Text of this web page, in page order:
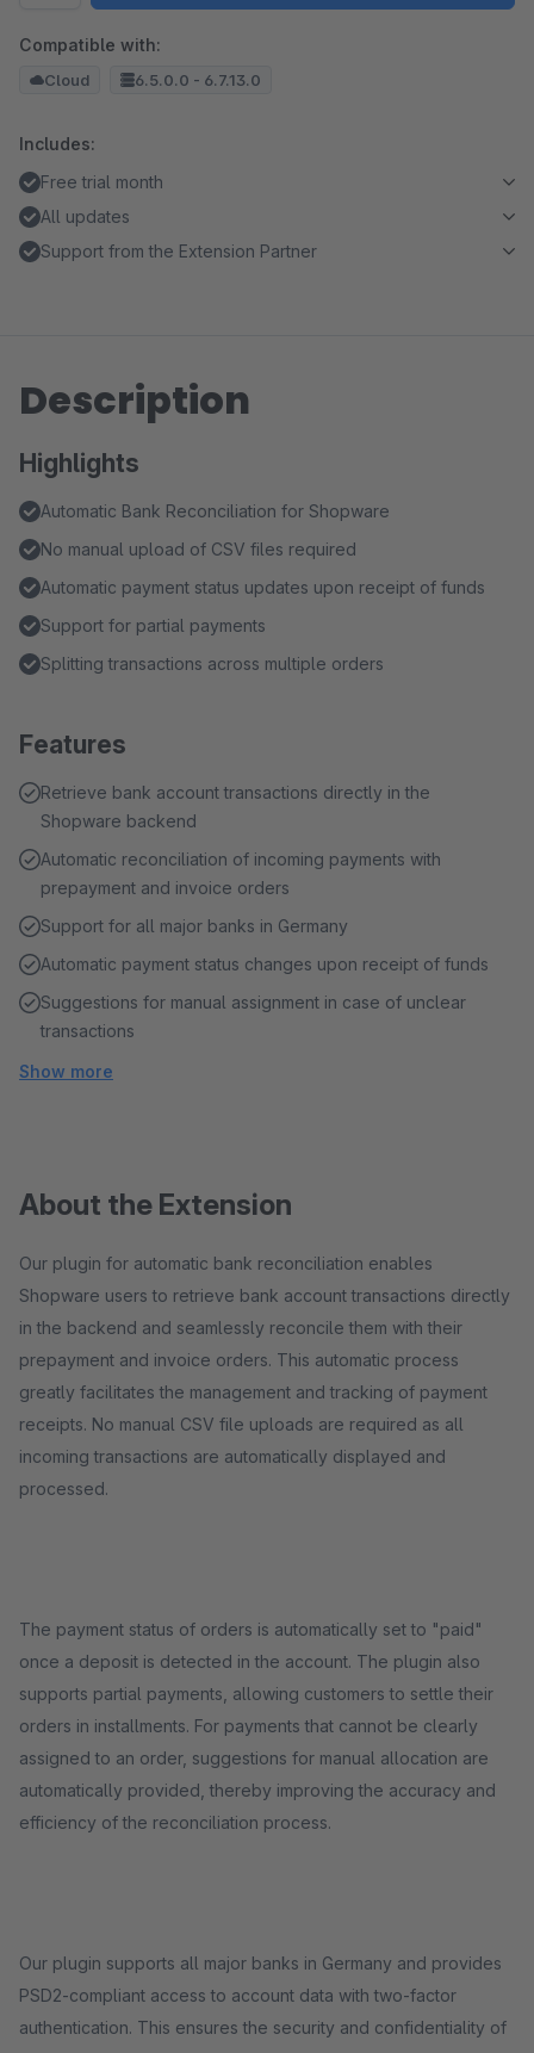
Compatible with:
Cloud 6.5.0.0 - 6.7.13.0
Includes:
Free trial month
All updates
Support from the Extension Partner
Description
Highlights
Automatic Bank Reconciliation for Shopware
No manual upload of CSV files required
Automatic payment status updates upon receipt of funds
Support for partial payments
Splitting transactions across multiple orders
Features
Retrieve bank account transactions directly in the
Shopware backend
Automatic reconciliation of incoming payments with
prepayment and invoice orders
Support for all major banks in Germany
Automatic payment status changes upon receipt of funds
Suggestions for manual assignment in case of unclear
transactions
Show more
About the Extension
Our plugin for automatic bank reconciliation enables
Shopware users to retrieve bank account transactions directly
in the backend and seamlessly reconcile them with their
prepayment and invoice orders. This automatic process
greatly facilitates the management and tracking of payment
receipts. No manual CSV file uploads are required as all
incoming transactions are automatically displayed and
processed.
The payment status of orders is automatically set to "paid"
once a deposit is detected in the account. The plugin also
supports partial payments, allowing customers to settle their
orders in installments. For payments that cannot be clearly
assigned to an order, suggestions for manual allocation are
automatically provided, thereby improving the accuracy and
efficiency of the reconciliation process.
Our plugin supports all major banks in Germany and provides
PSD2-compliant access to account data with two-factor
authentication. This ensures the security and confidentiality of